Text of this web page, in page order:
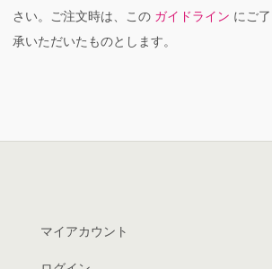
さい。ご注文時は、この ガイドライン にご了
承いただいたものとします。
マイアカウント